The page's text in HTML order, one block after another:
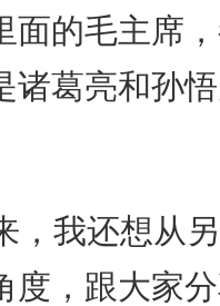
面的毛主席
诸葛亮和孙
，我还想从
度，跟大家